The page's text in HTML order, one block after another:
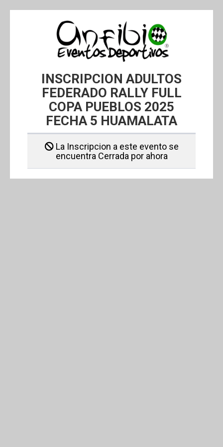
INSCRIPCION ADULTOS
FEDERADO RALLY FULL
COPA PUEBLOS 2025
FECHA 5 HUAMALATA
La Inscripcion a este evento se
encuentra Cerrada por ahora